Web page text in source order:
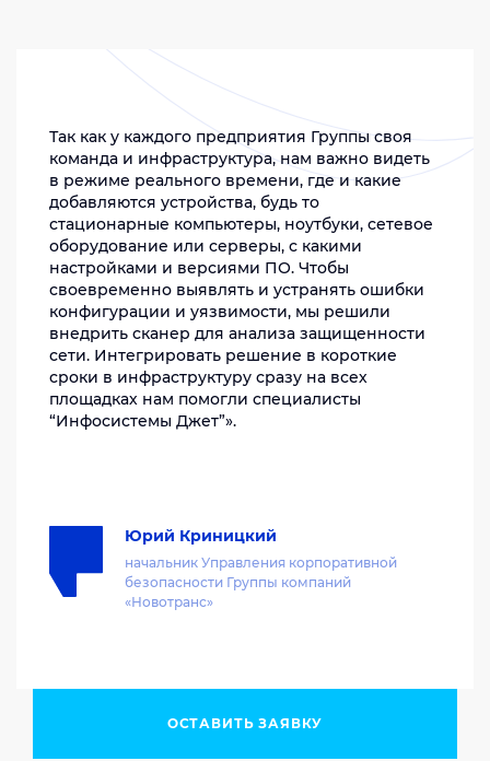
Так как у каждого предприятия Группы своя
команда и инфраструктура, нам важно видеть
в режиме реального времени, где и какие
добавляются устройства, будь то
стационарные компьютеры, ноутбуки, сетевое
оборудование или серверы, с какими
настройками и версиями ПО. Чтобы
своевременно выявлять и устранять ошибки
конфигурации и уязвимости, мы решили
внедрить сканер для анализа защищенности
сети. Интегрировать решение в короткие
сроки в инфраструктуру сразу на всех
площадках нам помогли специалисты
“Инфосистемы Джет”».
Юрий Криницкий
начальник Управления корпоративной
безопасности Группы компаний
«Новотранс»
ОСТАВИТЬ ЗАЯВКУ